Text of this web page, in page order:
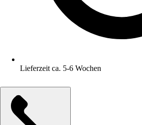
Lieferzeit ca. 5-6 Wochen